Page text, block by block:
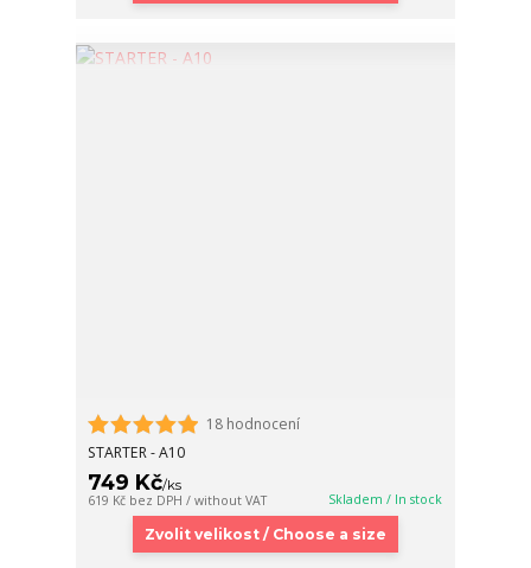
18 hodnocení
STARTER - A10
749 Kč/ks
619 Kč bez DPH / without VAT Skladem / In stock
Zvolit velikost / Choose a size